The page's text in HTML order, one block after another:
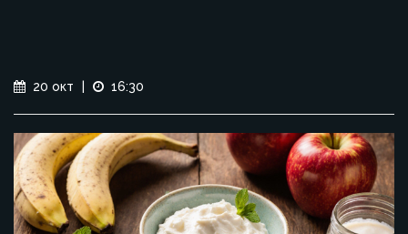
20 окт 16:30